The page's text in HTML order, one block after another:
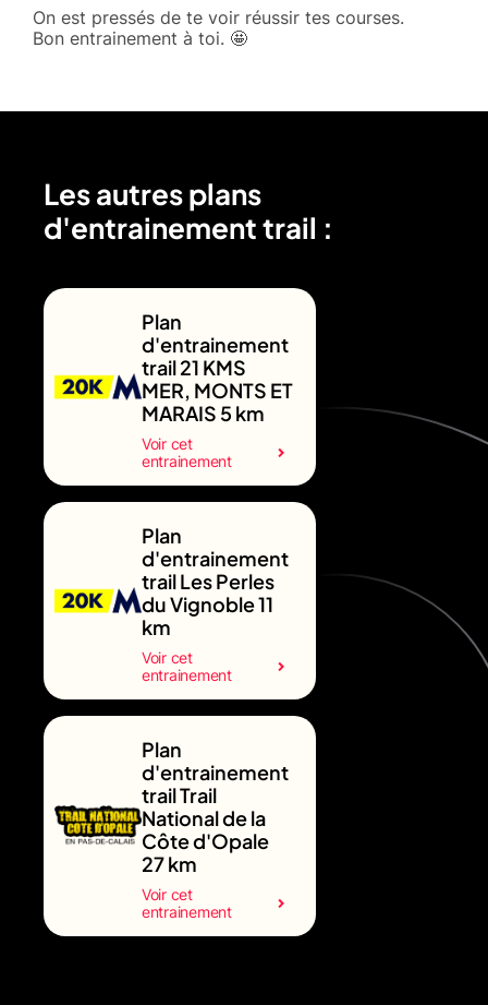
On est pressés de te voir réussir tes courses.
Bon entrainement à toi. 🤩
Les autres plans
d'entrainement trail :
Plan
d'entrainement
trail 21 KMS
MER, MONTS ET
MARAIS 5 km
Voir cet
entrainement
Plan
d'entrainement
trail Les Perles
du Vignoble 11
km
Voir cet
entrainement
Plan
d'entrainement
trail Trail
National de la
Côte d'Opale
27 km
Voir cet
entrainement